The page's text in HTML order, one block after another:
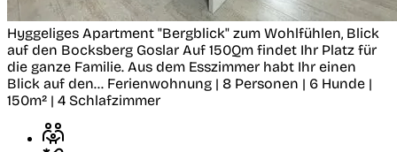
Hyggeliges Apartment "Bergblick" zum Wohlfühlen, Blick
auf den Bocksberg Goslar Auf 150Qm findet Ihr Platz für
die ganze Familie. Aus dem Esszimmer habt Ihr einen
Blick auf den... Ferienwohnung | 8 Personen | 6 Hunde |
150m² | 4 Schlafzimmer